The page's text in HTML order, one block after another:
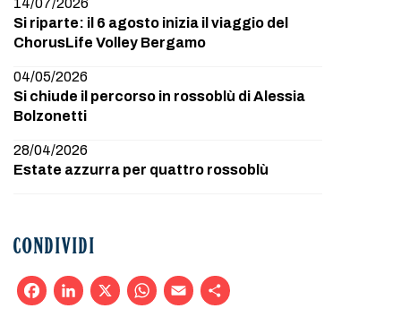
Si riparte: il 6 agosto inizia il viaggio del
ChorusLife Volley Bergamo
04/05/2026
Si chiude il percorso in rossoblù di Alessia
Bolzonetti
28/04/2026
Estate azzurra per quattro rossoblù
CONDIVIDI